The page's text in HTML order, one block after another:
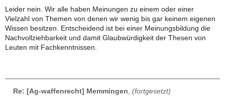
Leider nein. Wir alle haben Meinungen zu einem oder einer
Vielzahl von Themen von denen wir wenig bis gar keinem eigenen
Wissen besitzen. Entscheidend ist bei einer Meinungsbildung die
Nachvollziehbarkeit und damit Glaubwürdigkeit der Thesen von
Leuten mit Fachkenntnissen.
Re: [Ag-waffenrecht] Memmingen (fortgesetzt)